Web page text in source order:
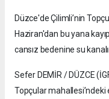
Düzce'de Çilimli’nin
Haziran'dan bu yana
cansız bedenine su
Sefer DEMİR / DÜZCE
Topçular mahallesi’ndeki